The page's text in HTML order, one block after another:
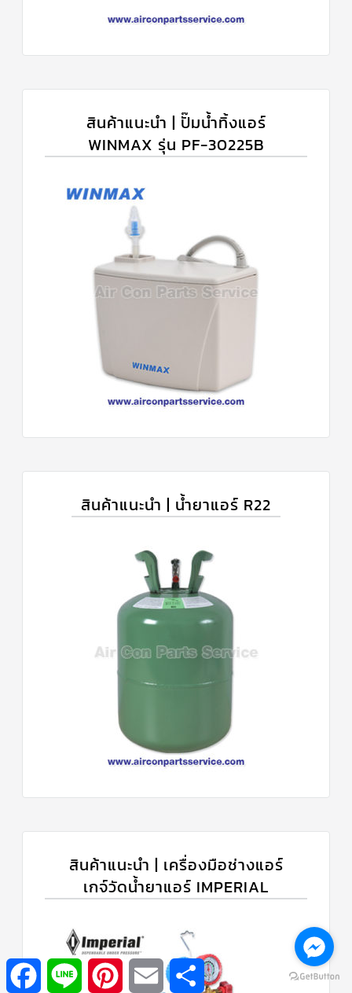
สินค้าแนะนำ | ปั๊มน้ำทิ้งแอร์
WINMAX รุ่น PF-30225B
สินค้าแนะนำ | น้ำยาแอร์ R22
สินค้าแนะนำ | เครื่องมือช่างแอร์
เกจ์วัดน้ำยาแอร์ IMPERIAL
Facebook Line PinterestEmail Share